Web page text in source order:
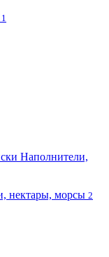
1
Наполнители,
нектары, морсы 2